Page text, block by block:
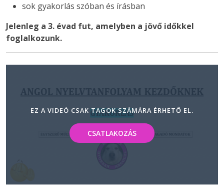
sok gyakorlás szóban és írásban
Jelenleg a 3. évad fut, amelyben a jövő időkkel
foglalkozunk.
EZ A VIDEÓ CSAK TAGOK SZÁMÁRA ÉRHETŐ EL.
CSATLAKOZÁS